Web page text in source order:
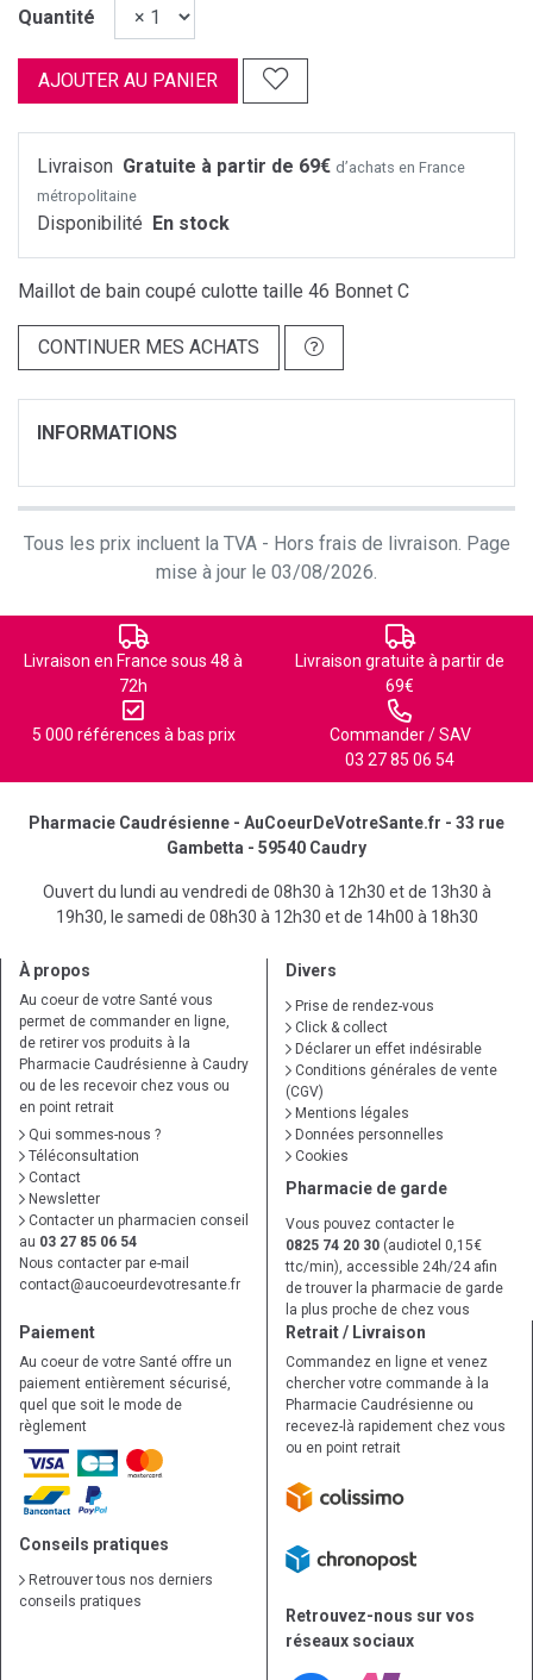
Quantité
AJOUTER AU PANIER
Livraison Gratuite à partir de 69€ d’achats en France
métropolitaine
Disponibilité En stock
Maillot de bain coupé culotte taille 46 Bonnet C
CONTINUER MES ACHATS
INFORMATIONS
Tous les prix incluent la TVA - Hors frais de livraison. Page
mise à jour le 03/08/2026.
Livraison en France sous 48 à
72h
Livraison gratuite à partir de
69€
5 000 références à bas prix
Commander / SAV
03 27 85 06 54
Pharmacie Caudrésienne - AuCoeurDeVotreSante.fr - 33 rue
Gambetta - 59540 Caudry
Ouvert du lundi au vendredi de 08h30 à 12h30 et de 13h30 à
19h30, le samedi de 08h30 à 12h30 et de 14h00 à 18h30
À propos
Au coeur de votre Santé vous
permet de commander en ligne,
de retirer vos produits à la
Pharmacie Caudrésienne à Caudry
ou de les recevoir chez vous ou
en point retrait
Qui sommes-nous ?
Téléconsultation
Contact
Newsletter
Contacter un pharmacien conseil
au 03 27 85 06 54
Nous contacter par e-mail
contact@aucoeurdevotresante.fr
Divers
Prise de rendez-vous
Click & collect
Déclarer un effet indésirable
Conditions générales de vente
(CGV)
Mentions légales
Données personnelles
Cookies
Pharmacie de garde
Vous pouvez contacter le
0825 74 20 30 (audiotel 0,15€
ttc/min), accessible 24h/24 afin
de trouver la pharmacie de garde
la plus proche de chez vous
Paiement
Au coeur de votre Santé offre un
paiement entièrement sécurisé,
quel que soit le mode de
règlement
Conseils pratiques
Retrouver tous nos derniers
conseils pratiques
Retrait / Livraison
Commandez en ligne et venez
chercher votre commande à la
Pharmacie Caudrésienne ou
recevez-là rapidement chez vous
ou en point retrait
Retrouvez-nous sur vos
réseaux sociaux